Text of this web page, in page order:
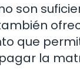
son
que
la